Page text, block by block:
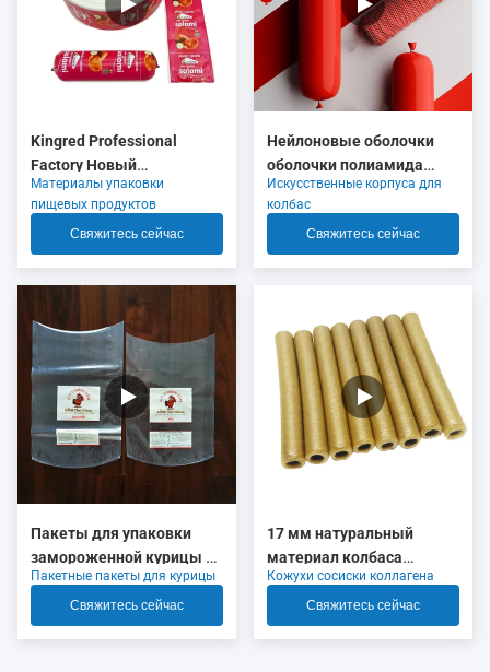
Kingred Professional
Factory Новый
полиамидный колбасный
корпус пластик пищевого
качества OEM
Материалы упаковки
пищевых продуктов
Свяжитесь сейчас
Нейлоновые оболочки
оболочки полиамида
красного цвета
сжимающиеся с 5 слоями
экструзии для упаковки
Искусственные корпуса для
колбас
Свяжитесь сейчас
Пакеты для упаковки
замороженной курицы с
логотипом, высокая
усадка
Пакетные пакеты для курицы
Свяжитесь сейчас
17 мм натуральный
материал колбаса
коллагеновые корпуса
Кожухи сосиски коллагена
Свяжитесь сейчас